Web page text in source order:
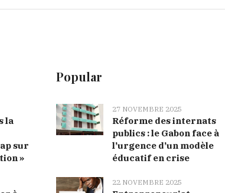
la
sur
»
Popular
27 NOVEMBRE 2025
Réforme des internats
publics : le Gabon face à
l’urgence d’un modèle
éducatif en crise
22 NOVEMBRE 2025